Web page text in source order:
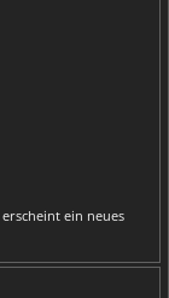
erscheint ein neues